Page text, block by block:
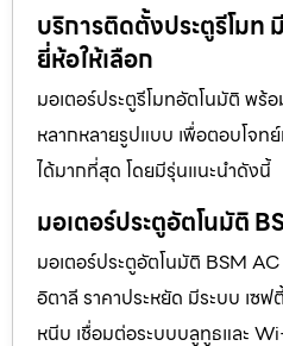
บริการติดตั้งประตูรีโมท
ยี่ห้อให้เลือก
มอเตอร์ประตูรีโมทอัตโนมัติ พร้
หลากหลายรูปแบบ เพื่อตอบโจท
ได้มากที่สุด โดยมีรุ่นแนะนำดังนี้
มอเตอร์ประตูอัตโนมัติ
มอเตอร์ประตูอัตโนมัติ BSM
อิตาลี ราคาประหยัด มีระบบ เซฟ
หนีบ เชื่อมต่อระบบบลูทูธและ